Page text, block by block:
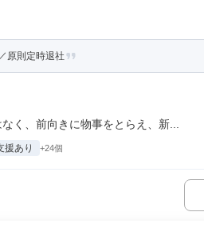
原則定時退社
く、前向きに物事をとらえ、新...
援あり +24個